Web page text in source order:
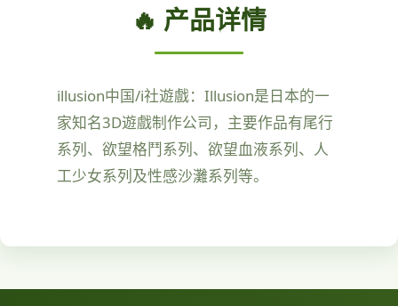
🔥 产品详情
illusion中国/i社遊戲：Illusion是日本的一
家知名3D遊戲制作公司，主要作品有尾行
系列、欲望格鬥系列、欲望血液系列、人
工少女系列及性感沙灘系列等。